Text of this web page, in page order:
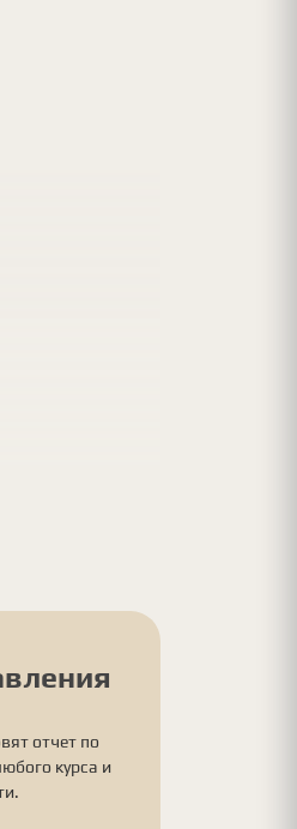
отчет по
курса и